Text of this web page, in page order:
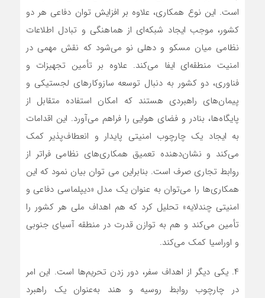
است. این نوع همکاری، علاوه بر افزایش توان دفاعی هر دو
کشور، موجب ایجاد شبکه‌ای از هماهنگی و تبادل اطلاعات
نظامی میان مسکو و دهلی نو می‌شود که نقش مهمی در
امنیت منطقه‌ای ایفا می‌کند. علاوه بر تأمین تجهیزات و
فناوری، دو کشور به دنبال توسعه سازوکارهای لجستیکی و
پیمان‌های راهبردی هستند که امکان استفاده متقابل از
پایگاه‌ها، بنادر و فضای هوایی را فراهم می‌آورد. این اقدامات
به ایجاد یک چارچوب امنیتی پایدار و انعطاف‌پذیر کمک
می‌کند و نشان‌دهنده تعمیق همکاری‌های نظامی فراتر از
روابط تجاری صرف است. بنابراین می توان بیان نمود که این
همکاری‌ها را می‌توان به عنوان یک مدل «دیپلماسی دفاعی و
امنیتی چندلایه» تحلیل کرد که هم اهداف ملی هر کشور را
تأمین می‌کند و هم به توازن قدرت در منطقه آسیای جنوبی
و اوراسیا کمک می‌کند.
۴. یکی دیگر از اهداف سفر، دور زدن تحریم‌ها است. این امر
در چارچوب روابط روسیه و هند به‌عنوان یک راهبرد